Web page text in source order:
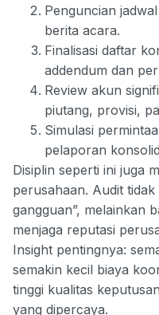
Penguncian
berita acara.
Finalisasi daftar
addendum dan
Review akun
piutang, provisi,
Simulasi
pelaporan
Disiplin seperti ini juga
perusahaan. Audit tidak
gangguan”, melainkan
menjaga reputasi
Insight pentingnya:
semakin kecil biaya
tinggi kualitas
yang dipercaya.